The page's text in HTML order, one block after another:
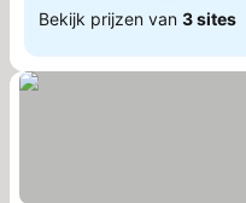
Bekijk prijzen van 3 sites